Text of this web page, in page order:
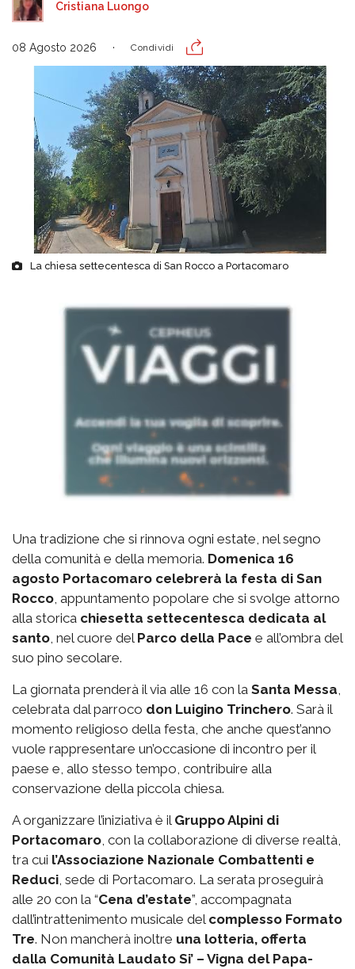
Cristiana Luongo
08 Agosto 2026 Condividi
La chiesa settecentesca di San Rocco a Portacomaro
Una tradizione che si rinnova ogni estate, nel segno
della comunità e della memoria. Domenica 16
agosto Portacomaro celebrerà la festa di San
Rocco , appuntamento popolare che si svolge attorno
alla storica chiesetta settecentesca dedicata al
santo , nel cuore del Parco della Pace e all’ombra del
suo pino secolare.
La giornata prenderà il via alle 16 con la Santa Messa
celebrata dal parroco don Luigino Trinchero. Sarà il
momento religioso della festa, che anche quest’anno
vuole rappresentare un’occasione di incontro per il
paese e, allo stesso tempo, contribuire alla
conservazione della piccola chiesa.
A organizzare l’iniziativa è il Gruppo Alpini di
Portacomaro , con la collaborazione di diverse realtà,
tra cui l’Associazione Nazionale Combattenti e
Reduci , sede di Portacomaro. La serata proseguirà
alle 20 con la “Cena d’estate”, accompagnata
dall’intrattenimento musicale del complesso Formato
Tre. Non mancherà inoltre una lotteria, offerta
dalla Comunità Laudato Si’ – Vigna del Papa-